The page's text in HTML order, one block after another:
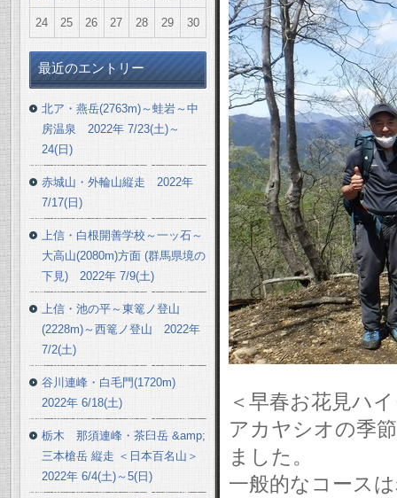
＜早春お花見ハ
アカヤシオの季
ました。
一般的なコース
24 25 26 27 28 29 30
最近のエントリー
北ア・燕岳(2763m)～蛙岩～中
房温泉 2022年 7/23(土)～
24(日)
赤城山・外輪山縦走 2022年
7/17(日)
上信・白根開善学校～一ッ石～
大高山(2080m)方面 (群馬県境の
下見) 2022年 7/9(土)
上信・池の平～東篭ノ登山
(2228m)～西篭ノ登山 2022年
7/2(土)
谷川連峰・白毛門(1720m)
2022年 6/18(土)
栃木 那須連峰・茶臼岳 &amp;
三本槍岳 縦走 ＜日本百名山＞
2022年 6/4(土)～5(日)